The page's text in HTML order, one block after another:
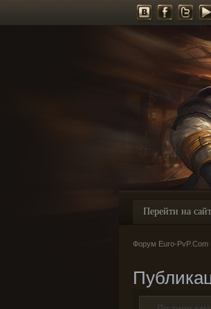
Перейти на сайт
Форум Euro-PvP.Com